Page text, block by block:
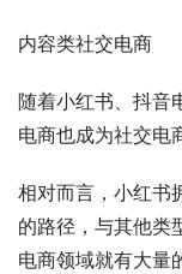
内容类社交电商
随着小红书、抖音
电商也成为社交电
相对而言，小红书
的路径，与其他类
电商领域就有大量